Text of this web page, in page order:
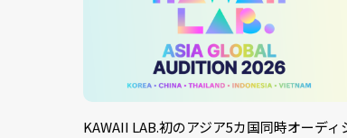
KAWAII LAB.初のアジア5カ国同時オーディ